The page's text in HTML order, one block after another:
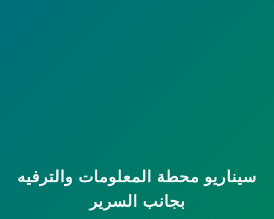
سيناريو محطة المعلومات والترفيه
بجانب السرير